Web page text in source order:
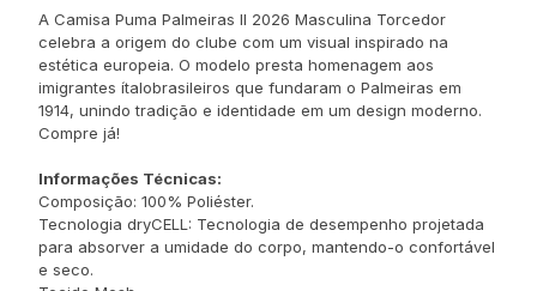
A Camisa Puma Palmeiras II 2026 Masculina Torcedor
celebra a origem do clube com um visual inspirado na
estética europeia. O modelo presta homenagem aos
imigrantes ítalobrasileiros que fundaram o Palmeiras em
1914, unindo tradição e identidade em um design moderno.
Compre já!
Informações Técnicas:
Composição: 100% Poliéster.
Tecnologia dryCELL: Tecnologia de desempenho projetada
para absorver a umidade do corpo, mantendo-o confortável
e seco.